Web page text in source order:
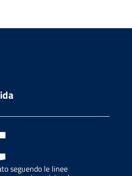
seguendo le linee